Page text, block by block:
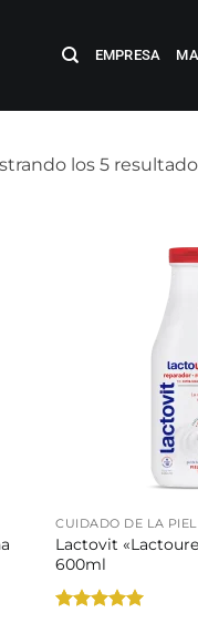
EMPRESA
los 5
CUIDADO DE LA PIEL
Lactovit
600ml